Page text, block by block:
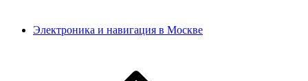
Электроника и навигация в Москве